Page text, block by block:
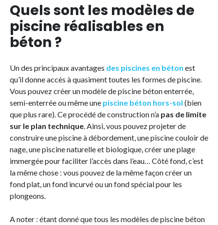
Quels sont les modèles de
piscine réalisables en
béton ?
Un des principaux avantages des piscines en béton est
qu’il donne accès à quasiment toutes les formes de piscine.
Vous pouvez créer un modèle de piscine béton enterrée,
semi-enterrée ou même une piscine béton hors-sol (bien
que plus rare). Ce procédé de construction n’a pas de limite
sur le plan technique. Ainsi, vous pouvez projeter de
construire une piscine à débordement, une piscine couloir de
nage, une piscine naturelle et biologique, créer une plage
immergée pour faciliter l’accès dans l’eau… Côté fond, c’est
la même chose : vous pouvez de la même façon créer un
fond plat, un fond incurvé ou un fond spécial pour les
plongeons.
A noter : étant donné que tous les modèles de piscine béton